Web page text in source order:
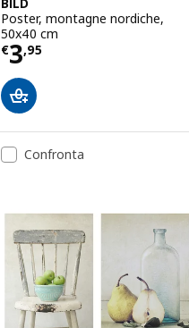
Poster, montagne nordiche,
50x40 cm
€3,95
Prezzo € 3,95
Confronta